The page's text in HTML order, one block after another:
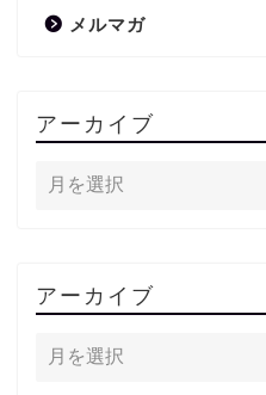
メルマガ
アーカイブ
アーカイブ